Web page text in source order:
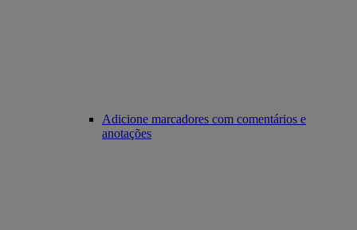
Adicione marcadores com comentários e
anotações